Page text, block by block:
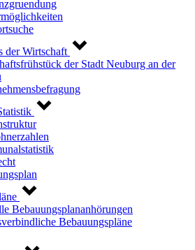
der Wirtschaft
der Stadt Neuburg an der
Bebauungsplananhörungen
Bebauungspläne